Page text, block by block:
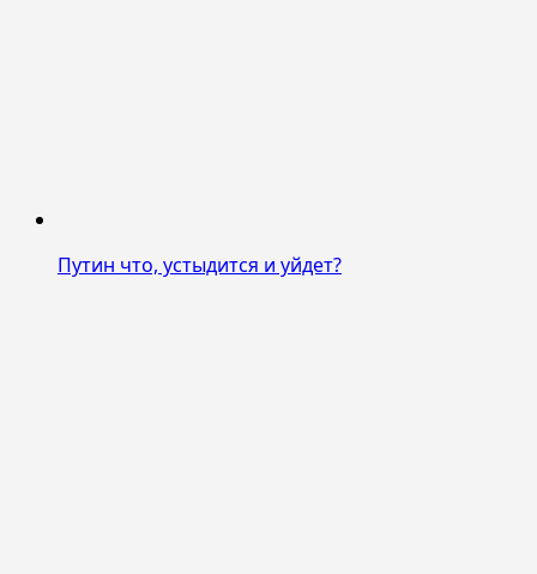
Путин что, устыдится и уйдет?